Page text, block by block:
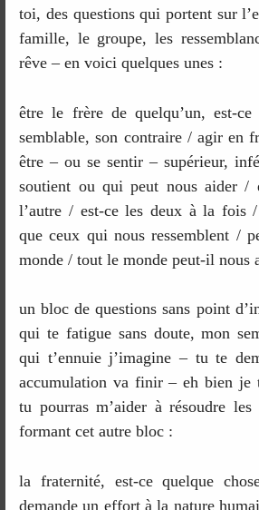
toi, des questions qui portent sur
famille, le groupe, les
rêve – en voici quelques unes :
être le frère de quelqu’un, est-
semblable, son contraire / agir en
être – ou se sentir – supérieur,
soutient ou qui peut nous aider /
l’autre / est-ce les deux à la fois
que ceux qui nous ressemblent /
monde / tout le monde peut-il nous
un bloc de questions sans point
qui te fatigue sans doute, mon
qui t’ennuie j’imagine – tu te
accumulation va finir – eh bien je
tu pourras m’aider à résoudre les
formant cet autre bloc :
la fraternité, est-ce quelque
demande un effort à la nature